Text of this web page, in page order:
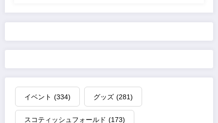
イベント (334) グッズ (281)
スコティッシュフォールド (173)